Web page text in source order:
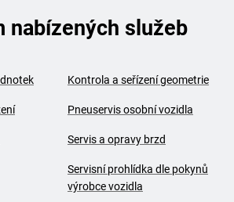
nabízených služeb
Kontrola a seřízení geometrie
Pneuservis osobní vozidla
Servis a opravy brzd
Servisní prohlídka dle pokynů
výrobce vozidla